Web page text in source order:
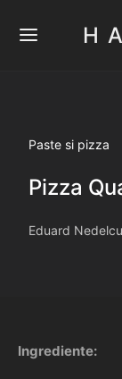
Paste si pizza
Pizza
Eduard Nedelcu
Ingrediente: